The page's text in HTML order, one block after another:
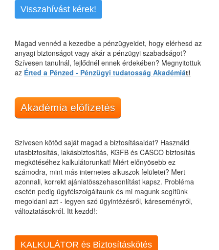
Visszahívást kérek!
Magad vennéd a kezedbe a pénzügyeidet, hogy elérhesd az
anyagi biztonságot vagy akár a pénzügyi szabadságot?
Szívesen tanulnál, fejlődnél ennek érdekében? Megnyitottuk
az Érted a Pénzed - Pénzügyi tudatosság Akadémiát!
Akadémia előfizetés
Szívesen kötöd saját magad a biztosításaidat? Használd
utasbiztosítás, lakásbiztosítás, KGFB és CASCO biztosítás
megkötéséhez kalkulátorunkat! Miért előnyösebb ez
számodra, mint más internetes alkuszok felületei? Mert
azonnali, korrekt ajánlatösszehasonlítást kapsz. Probléma
esetén pedig ügyfélszolgáltaunk és mi magunk segítünk
megoldani azt - legyen szó ügyintézésről, káreseményről,
változtatásokról. Itt kezdd!:
KALKULÁTOR és Biztosításkötés